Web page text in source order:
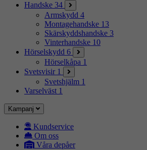
Handske 34
Armskydd 4
Montagehandske 13
Skärskyddshandske 3
Vinterhandske 10
Hörselskydd 6
Hörselkåpa 1
Svetsvisir 1
Svetshjälm 1
Varselväst 1
Kampanj
Kundservice
Om oss
Våra depåer